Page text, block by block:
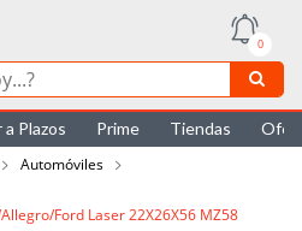
0
Plazos Prime Tiendas
Automóviles
Ford Laser 22X26X56 MZ58